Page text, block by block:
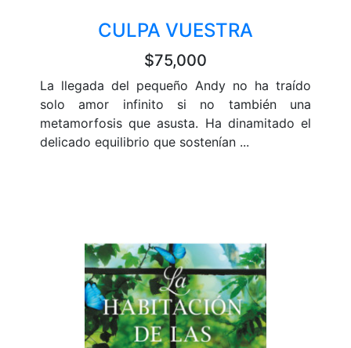
CULPA VUESTRA
$75,000
La llegada del pequeño Andy no ha traído
solo amor infinito si no también una
metamorfosis que asusta. Ha dinamitado el
delicado equilibrio que sostenían ...